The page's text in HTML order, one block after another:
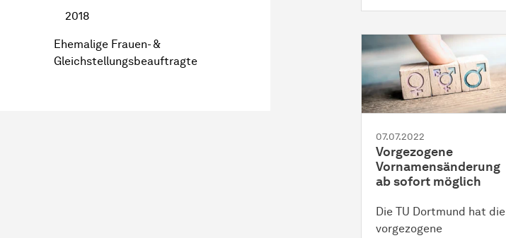
2018
Ehemalige Frauen- &
Gleichstellungsbeauftragte
07.07.2022
Vorgezogene
Vornamensänderung
ab sofort möglich
Die TU Dortmund hat die
vorgezogene